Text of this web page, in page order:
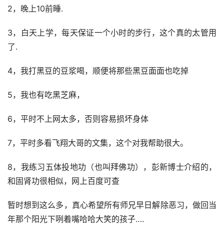
2，晚上10前睡.
3，白天上学，每天保证一个小时的步行，这个真的太管用
了.
4，我打黑豆的豆浆喝，顺便将那些黑豆面面也吃掉
5，我也有吃黑芝麻，
6，平时不上网太多，否则容易损坏身体
7，平时多看飞翔大哥的文集，这个对我帮助很大。
8，我练习五体投地功（也叫拜佛功），彭新博士介绍的，
和固肾功很相似，网上百度可查
暂时想到这么多，真心希望所有师兄早日解除恶习，做回当
年那个阳光下咧着嘴哈哈大笑的孩子….